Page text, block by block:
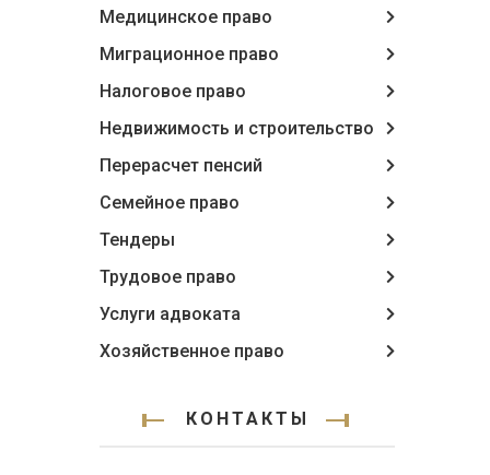
Медицинское право
Миграционное право
Налоговое право
Недвижимость и строительство
Перерасчет пенсий
Семейное право
Тендеры
Трудовое право
Услуги адвоката
Хозяйственное право
КОНТАКТЫ